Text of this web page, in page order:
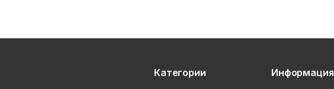
Категории Информация